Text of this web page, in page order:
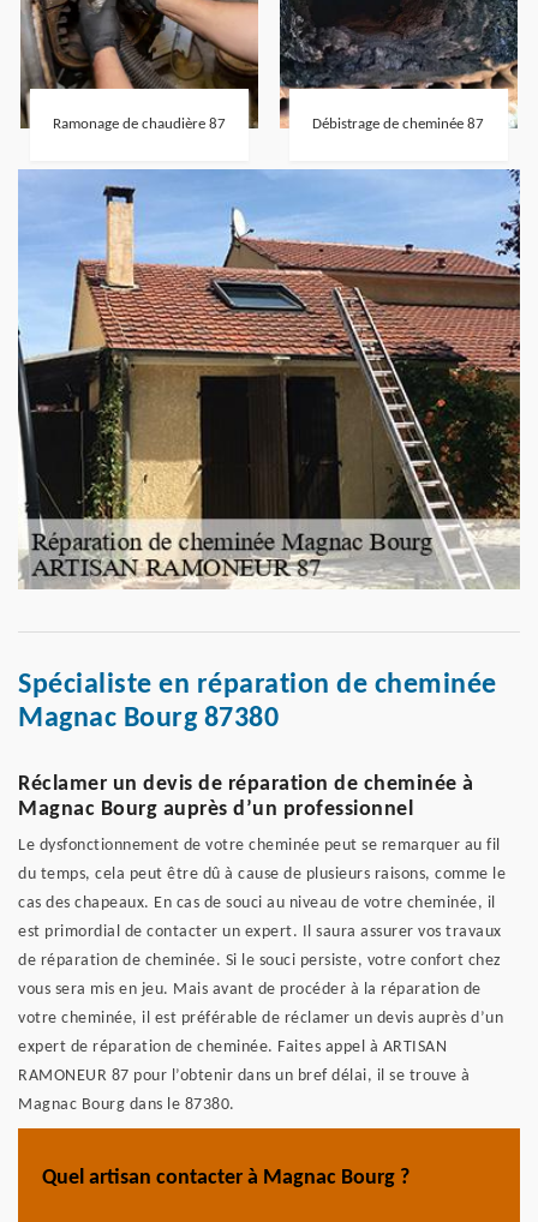
Ramonage de chaudière 87 Débistrage de cheminée 87
Spécialiste en réparation de cheminée
Magnac Bourg 87380
Réclamer un devis de réparation de cheminée à
Magnac Bourg auprès d’un professionnel
Le dysfonctionnement de votre cheminée peut se remarquer au fil
du temps, cela peut être dû à cause de plusieurs raisons, comme le
cas des chapeaux. En cas de souci au niveau de votre cheminée, il
est primordial de contacter un expert. Il saura assurer vos travaux
de réparation de cheminée. Si le souci persiste, votre confort chez
vous sera mis en jeu. Mais avant de procéder à la réparation de
votre cheminée, il est préférable de réclamer un devis auprès d’un
expert de réparation de cheminée. Faites appel à ARTISAN
RAMONEUR 87 pour l’obtenir dans un bref délai, il se trouve à
Magnac Bourg dans le 87380.
Quel artisan contacter à Magnac Bourg ?